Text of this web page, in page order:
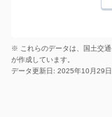
※ これらのデータは、国土交
が作成しています。
データ更新日: 2025年10月29日